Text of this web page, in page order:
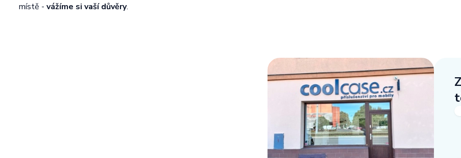
místě - vážíme si vaší důvěry.